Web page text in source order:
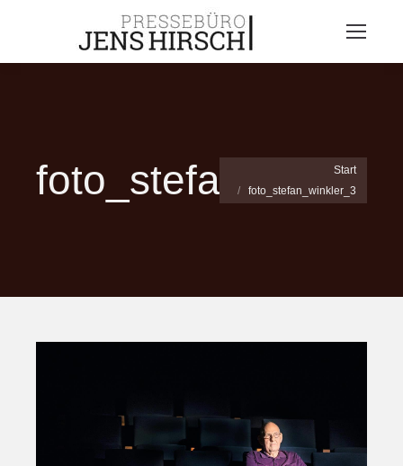
Sie befinden sich hier:
Start
foto_stefan_winkler_3